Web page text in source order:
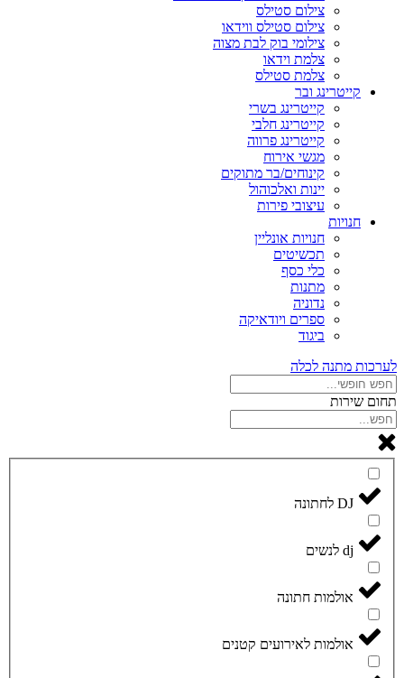
צילום סטילס
צילום סטילס ווידאו
צילומי בוק לבת מצוה
צלמת וידאו
צלמת סטילס
קייטרינג ובר
קייטרינג בשרי
קייטרינג חלבי
קייטרינג פרווה
מגשי אירוח
קינוחים/בר מתוקים
יינות ואלכוהול
עיצובי פירות
חנויות
חנויות אונליין
תכשיטים
כלי כסף
מתנות
נדוניה
ספרים ויודאיקה
ביגוד
לערכות מתנה לכלה
תחום שירות
DJ לחתונה
dj לנשים
אולמות חתונה
אולמות לאירועים קטנים